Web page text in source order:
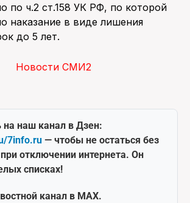
по ч.2 ст.158 УК РФ, по которой
наказание в виде лишения
до 5 лет.
Новости СМИ2
на наш канал в Дзен:
7info.ru — чтобы не остаться без
отключении интернета. Он
списках!
канал в MAX.